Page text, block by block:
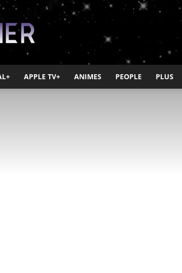
APPLE TV+ ANIMES PEOPLE PLUS